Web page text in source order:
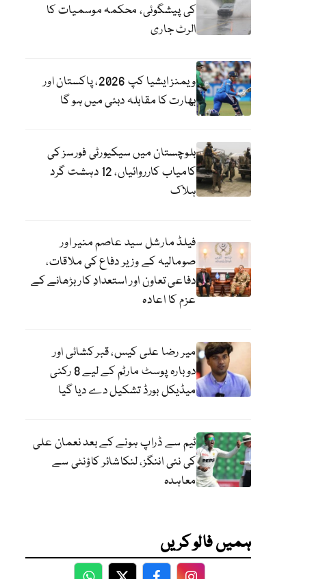
کی پیشگوئی، محکمہ موسمیات کا
الرٹ جاری
ویمنز ایشیا کپ 2026، پاکستان اور
بھارت کا مقابلہ دبئی میں ہو گا
بلوچستان میں سیکیورٹی فورسز کی
کامیاب کارروائیاں، 12 دہشت گرد
ہلاک
فیلڈ مارشل سید عاصم منیر اور
صومالیہ کے وزیر دفاع کی ملاقات،
دفاعی تعاون اور استعدادِ کار بڑھانے کے
عزم کا اعادہ
میر رضا علی کیس، قبر کشائی اور
دوبارہ پوسٹ مارٹم کے لیے 8 رکنی
میڈیکل بورڈ تشکیل دے دیا گیا
ٹیم سے ڈراپ ہونے کے بعد نعمان علی
کی نئی اننگز، لنکاشائر کاؤنٹی سے
معاہدہ
ہمیں فالو کریں